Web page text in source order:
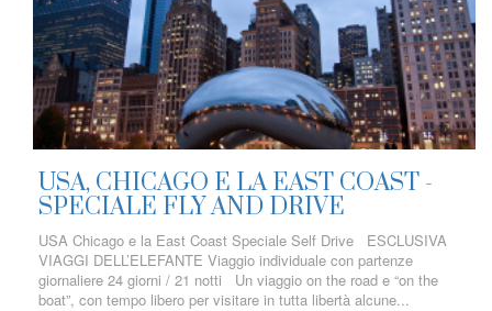
USA, CHICAGO E LA EAST COAST -
SPECIALE FLY AND DRIVE
USA Chicago e la East Coast Speciale Self Drive ESCLUSIVA
VIAGGI DELL’ELEFANTE Viaggio individuale con partenze
giornaliere 24 giorni / 21 notti Un viaggio on the road e “on the
boat”, con tempo libero per visitare in tutta libertà alcune...